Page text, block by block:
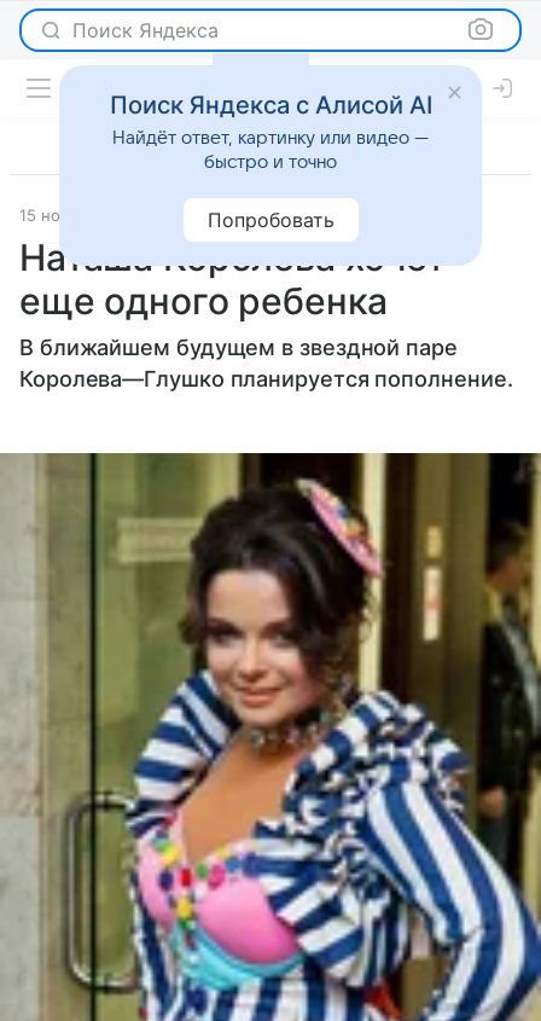
Поиск Яндекса
15 ноября 2011 Светская жизнь
Наташа Королева хочет
еще одного ребенка
В ближайшем будущем в звездной паре
Королева—Глушко планируется пополнение.
Поиск Яндекса с Алисой AI
Найдёт ответ, картинку или видео —
быстро и точно
Попробовать